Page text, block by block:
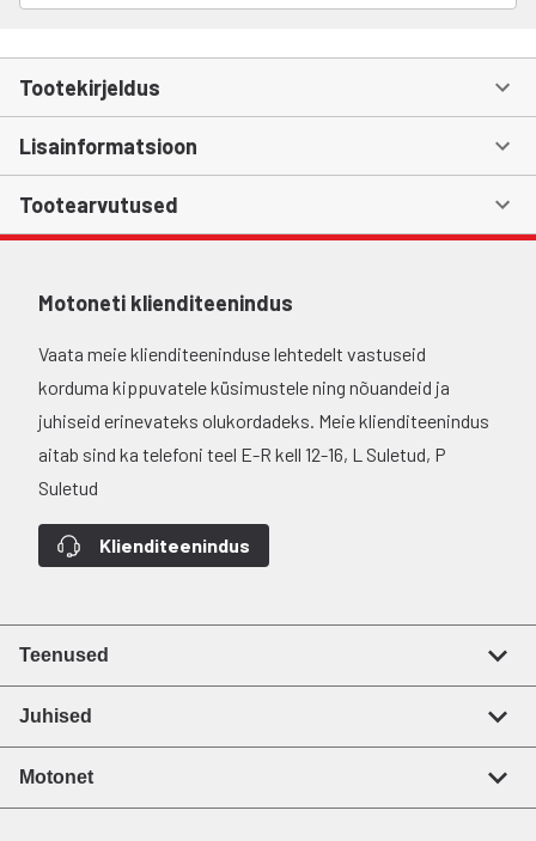
Tootekirjeldus
Lisainformatsioon
Tootearvutused
Motoneti klienditeenindus
Vaata meie klienditeeninduse lehtedelt vastuseid
korduma kippuvatele küsimustele ning nõuandeid ja
juhiseid erinevateks olukordadeks. Meie klienditeenindus
aitab sind ka telefoni teel E-R kell 12-16, L Suletud, P
Suletud
Klienditeenindus
Teenused
Juhised
Motonet